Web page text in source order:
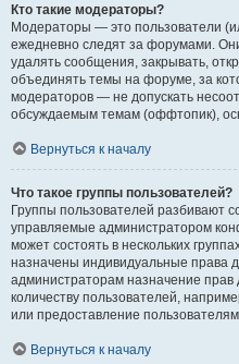
Кто такие модераторы?
Модераторы — это пользователи
ежедневно следят за форумами.
удалять сообщения, закрывать,
объединять темы на форуме, за
модераторов — не допускать
обсуждаемым темам (оффтопик),
Вернуться к началу
Что такое группы пользователей?
Группы пользователей разбивают
управляемые администратором
может состоять в нескольких
назначены индивидуальные права
администраторам назначение
количеству пользователей,
или предоставление
Вернуться к началу